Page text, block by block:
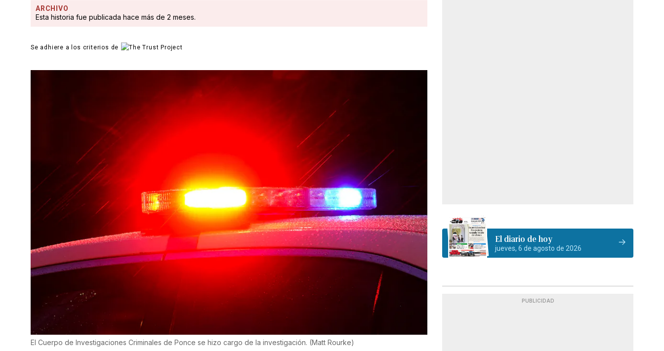
ARCHIVO
Esta historia fue publicada hace más de 2 meses.
Se adhiere a los criterios de
El Cuerpo de Investigaciones Criminales de Ponce se hizo cargo de la investigación. (Matt Rourke)
El diario de hoy
jueves, 6 de agosto de 2026
PUBLICIDAD